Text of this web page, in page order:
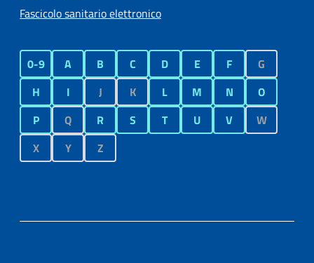
Fascicolo sanitario elettronico
0-9 A B C D E F
G
H
I J K L M N
O
P
Q R S T U V
W
X
Y Z